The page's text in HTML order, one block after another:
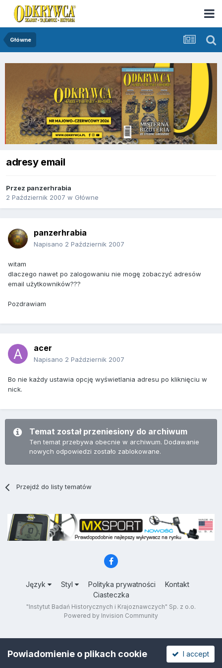
Główne
adresy email
Przez panzerhrabia
2 Październik 2007 w Główne
panzerhrabia
Napisano 2 Październik 2007
witam
dlaczego nawet po zalogowaniu nie mogę zobaczyć adresów
email użytkowników???
Pozdrawiam
acer
Napisano 2 Październik 2007
Bo nie każdy ustawia opcję wyświetlania adresu po kliknięciu w
nick.
Temat został przeniesiony do archiwum
Ten temat przebywa obecnie w archiwum. Dodawanie
nowych odpowiedzi zostało zablokowane.
Przejdź do listy tematów
Język Styl Polityka prywatności
Kontakt
Ciasteczka
"Instytut Badań Historycznych i Krajoznawczych" Sp. z o.o.
Powered by Invision Community
Powiadomienie o plikach cookie I accept